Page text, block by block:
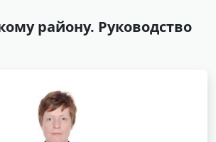
району. Руководство